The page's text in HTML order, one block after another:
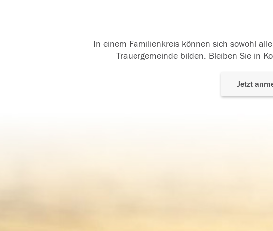
In einem Familienkreis können sich sowohl
Trauergemeinde bilden. Bleiben Sie in
Jetzt